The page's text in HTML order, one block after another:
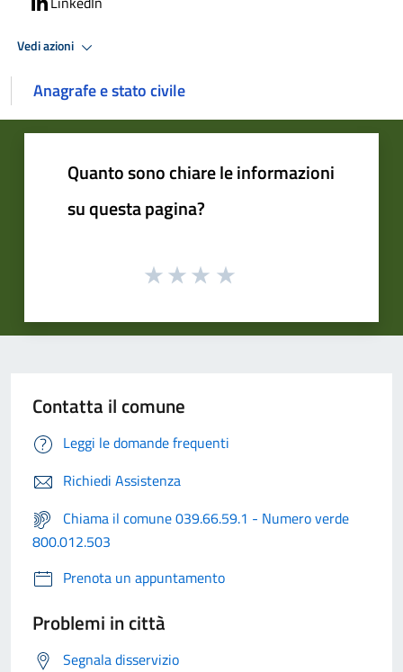
Vedi azioni
Anagrafe e stato civile
Quanto sono chiare le informazioni
su questa pagina?
Contatta il comune
Leggi le domande frequenti
Richiedi Assistenza
Chiama il comune 039.66.59.1 - Numero verde
800.012.503
Prenota un appuntamento
Problemi in città
Segnala disservizio